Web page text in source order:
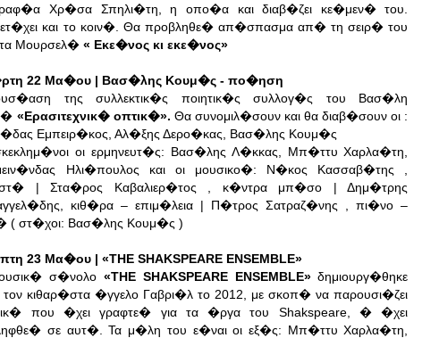
Χρ�σα Σπηλι�τη, η οπο�α και διαβ�ζει κε�μεν� του.
και το κοιν�. Θα προβληθε� απ�σπασμα απ� τη σειρ� του
Μουρσελ�« Εκε�νος κι εκε�νος»
22 Μα�ου | Βασ�λης Κουμ�ς - πο�ηση
της συλλεκτικ�ς ποιητικ�ς συλλογ�ς του Βασ�λη
«Ερασιτεχνικ� οπτικ�». Θα συνομιλ�σουν και θα διαβ�σουν οι :
Εμπειρ�κος, Αλ�ξης Δερο�κας, Βασ�λης Κουμ�ς
οι ερμηνευτ�ς: Βασ�λης Λ�κκας, Μπ�ττυ Χαρλα�τη,
Ηλι�πουλος και οι μουσικο�: Ν�κος Κασσαβ�της ,
| Στα�ρος Καβαλιερ�τος , κ�ντρα μπ�σο | Δημ�τρης
κιθ�ρα – επιμ�λεια | Π�τρος Σατραζ�νης , πι�νο –
( στ�χοι: Βασ�λης Κουμ�ς )
23 Μα�ου | «THE SHAKSPEARE ENSEMBLE»
σ�νολο «THE SHAKSPEARE ENSEMBLE»δημιουργ�θηκε
κιθαρ�στα �γγελο Γαβρι�λ το 2012, με σκοπ� να παρουσι�ζει
που �χει γραφτε� για τα �ργα του Shakspeare, � �χει
σε αυτ�. Τα μ�λη του ε�ναι οι εξ�ς: Μπ�ττυ Χαρλα�τη,